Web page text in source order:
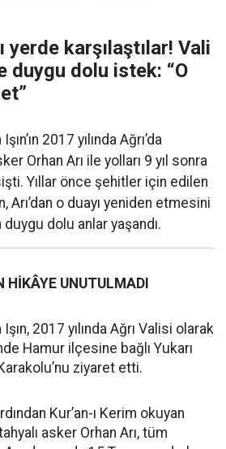
yerde karşılaştılar! Vali
duygu dolu istek: “O
2017 yılında Ağrı’da
Orhan Arı ile yolları 9 yıl sonra
Yıllar önce şehitler için edilen
Arı’dan o duayı yeniden etmesini
dolu anlar yaşandı.
HİKÂYE UNUTULMADI
2017 yılında Ağrı Valisi olarak
Hamur ilçesine bağlı Yukarı
ziyaret etti.
Kur’an-ı Kerim okuyan
asker Orhan Arı, tüm